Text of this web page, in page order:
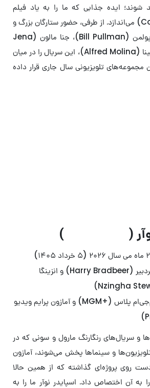
شوند؛ ایده‌ جذابی که ما را به یاد فیلم
کلاسیک پیله (Cocoon) می‌اندازد. از طرفی، حضور ستارگان بزرگ و
حرفه‌ای از جمله بیل پولمن (Bill Pullman)، جنا مالون (Jena
Malone) و آلفرد مولینا (Alfred Molina)، این سریال را در میان
مجموعه‌های تلویزیونی سال جاری قرار داده
)
کارگردان: هری بردبیر (Harry Bradbeer) و انزینگا
شبکه پخش: ام‌جی‌ام پلاس (+MGM) و آمازون پرایم ویدیو
و سریال‌های رنگارنگ مارول و سونی که در
و سینماها پخش می‌شوند، آمازون
روی پروژه‌ای گذاشته که از همین حالا
به آن اختصاص داد. اسپایدر نوآر ما را به